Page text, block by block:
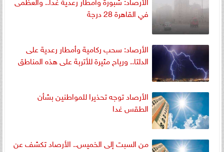
في القاهرة 28 درجة
الأرصاد: سحب ركامية وأمطار رعدية على
الدلتا.. ورياح مثيرة للأتربة على هذه المناطق
الأرصاد توجه تحذيرا للمواطنين بشأن
الطقس غدا
من السبت إلى الخميس.. الأرصاد تكشف عن